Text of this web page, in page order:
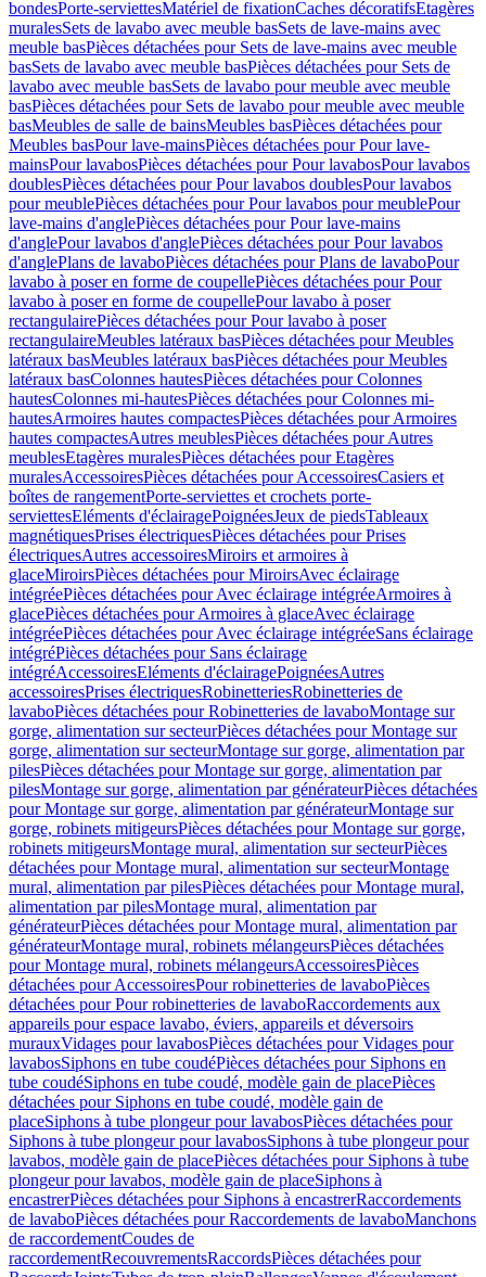
bondesPorte-serviettesMatériel de fixationCaches décoratifsEtagères
muralesSets de lavabo avec meuble basSets de lave-mains avec
meuble basPièces détachées pour Sets de lave-mains avec meuble
basSets de lavabo avec meuble basPièces détachées pour Sets de
lavabo avec meuble basSets de lavabo pour meuble avec meuble
basPièces détachées pour Sets de lavabo pour meuble avec meuble
basMeubles de salle de bainsMeubles basPièces détachées pour
Meubles basPour lave-mainsPièces détachées pour Pour lave-
mainsPour lavabosPièces détachées pour Pour lavabosPour lavabos
doublesPièces détachées pour Pour lavabos doublesPour lavabos
pour meublePièces détachées pour Pour lavabos pour meublePour
lave-mains d'anglePièces détachées pour Pour lave-mains
d'anglePour lavabos d'anglePièces détachées pour Pour lavabos
d'anglePlans de lavaboPièces détachées pour Plans de lavaboPour
lavabo à poser en forme de coupellePièces détachées pour Pour
lavabo à poser en forme de coupellePour lavabo à poser
rectangulairePièces détachées pour Pour lavabo à poser
rectangulaireMeubles latéraux basPièces détachées pour Meubles
latéraux basMeubles latéraux basPièces détachées pour Meubles
latéraux basColonnes hautesPièces détachées pour Colonnes
hautesColonnes mi-hautesPièces détachées pour Colonnes mi-
hautesArmoires hautes compactesPièces détachées pour Armoires
hautes compactesAutres meublesPièces détachées pour Autres
meublesEtagères muralesPièces détachées pour Etagères
muralesAccessoiresPièces détachées pour AccessoiresCasiers et
boîtes de rangementPorte-serviettes et crochets porte-
serviettesEléments d'éclairagePoignéesJeux de piedsTableaux
magnétiquesPrises électriquesPièces détachées pour Prises
électriquesAutres accessoiresMiroirs et armoires à
glaceMiroirsPièces détachées pour MiroirsAvec éclairage
intégréePièces détachées pour Avec éclairage intégréeArmoires à
glacePièces détachées pour Armoires à glaceAvec éclairage
intégréePièces détachées pour Avec éclairage intégréeSans éclairage
intégréPièces détachées pour Sans éclairage
intégréAccessoiresEléments d'éclairagePoignéesAutres
accessoiresPrises électriquesRobinetteriesRobinetteries de
lavaboPièces détachées pour Robinetteries de lavaboMontage sur
gorge, alimentation sur secteurPièces détachées pour Montage sur
gorge, alimentation sur secteurMontage sur gorge, alimentation par
pilesPièces détachées pour Montage sur gorge, alimentation par
pilesMontage sur gorge, alimentation par générateurPièces détachées
pour Montage sur gorge, alimentation par générateurMontage sur
gorge, robinets mitigeursPièces détachées pour Montage sur gorge,
robinets mitigeursMontage mural, alimentation sur secteurPièces
détachées pour Montage mural, alimentation sur secteurMontage
mural, alimentation par pilesPièces détachées pour Montage mural,
alimentation par pilesMontage mural, alimentation par
générateurPièces détachées pour Montage mural, alimentation par
générateurMontage mural, robinets mélangeursPièces détachées
pour Montage mural, robinets mélangeursAccessoiresPièces
détachées pour AccessoiresPour robinetteries de lavaboPièces
détachées pour Pour robinetteries de lavaboRaccordements aux
appareils pour espace lavabo, éviers, appareils et déversoirs
murauxVidages pour lavabosPièces détachées pour Vidages pour
lavabosSiphons en tube coudéPièces détachées pour Siphons en
tube coudéSiphons en tube coudé, modèle gain de placePièces
détachées pour Siphons en tube coudé, modèle gain de
placeSiphons à tube plongeur pour lavabosPièces détachées pour
Siphons à tube plongeur pour lavabosSiphons à tube plongeur pour
lavabos, modèle gain de placePièces détachées pour Siphons à tube
plongeur pour lavabos, modèle gain de placeSiphons à
encastrerPièces détachées pour Siphons à encastrerRaccordements
de lavaboPièces détachées pour Raccordements de lavaboManchons
de raccordementCoudes de
raccordementRecouvrementsRaccordsPièces détachées pour